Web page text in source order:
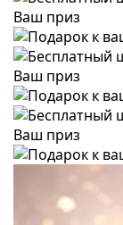
Ваш приз
Ваш приз
Ваш приз